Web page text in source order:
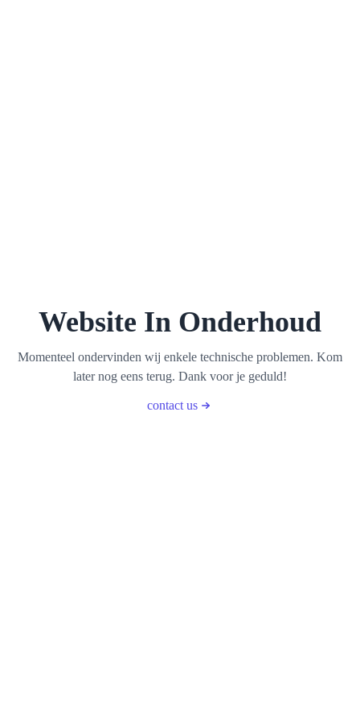
Website In Onderhoud
Momenteel ondervinden wij enkele technische problemen. Kom
later nog eens terug. Dank voor je geduld!
contact us